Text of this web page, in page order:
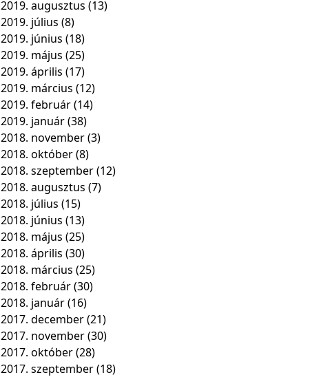
2019. augusztus (13)
2019. július (8)
2019. június (18)
2019. május (25)
2019. április (17)
2019. március (12)
2019. február(14)
2019. január(38)
2018. november(3)
2018. október(8)
2018. szeptember(12)
2018. augusztus (7)
2018. július (15)
2018. június (13)
2018. május (25)
2018. április (30)
2018. március (25)
2018. február(30)
2018. január(16)
2017. december(21)
2017. november(30)
2017. október(28)
2017. szeptember(18)